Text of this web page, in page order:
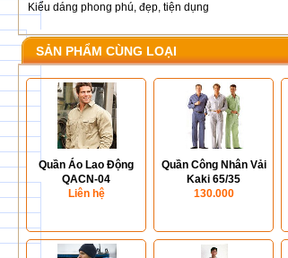
Kiểu dáng phong phú, đẹp, tiện dụng
SẢN PHẨM CÙNG LOẠI
Quần Áo Lao Động
QACN-04
Liên hệ
Quần Công Nhân Vải
Kaki 65/35
130.000